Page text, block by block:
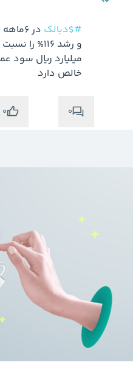
#$دبالک
خالص دارد
0
0